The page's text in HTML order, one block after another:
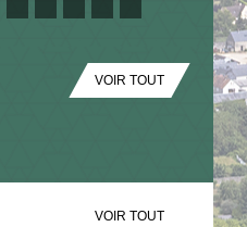
VOIR TOUT
VOIR TOUT